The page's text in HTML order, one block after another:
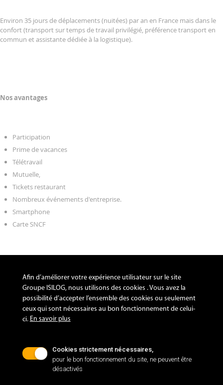
Environ 35 jours de déplacements (nuitées) par an en France mais dans le
confort (transport sur temps de travail privilégié, préférence transport en
commun et assistante dédiée à la logistique).
Nos avantages
Participation
Prime de vacances
Télétravail
Mutuelle,
Tickets restaurant
Nombreux événements d'entreprise.
Smartphone
Carte SNCF
L'envoi de CV anonymes est bien évidemment accepté.
Afin d’améliorer votre expérience utilisateur sur le site
Groupe ISILOG, nous utilisons des cookies . Vous avez la
possibilité d’accepter l’ensemble des cookies ou seulement
ceux qui sont nécessaires au bon fonctionnement de celui-
ci. En savoir plus
Cookies strictement nécessaires,
pour le bon fonctionnement du site, ne peuvent être
désactivés